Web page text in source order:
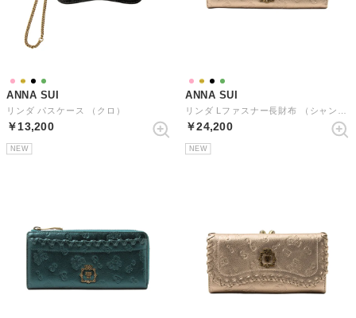
ANNA SUI
リンダ パスケース （クロ）
￥13,200
NEW
ANNA SUI
￥24,200
NEW